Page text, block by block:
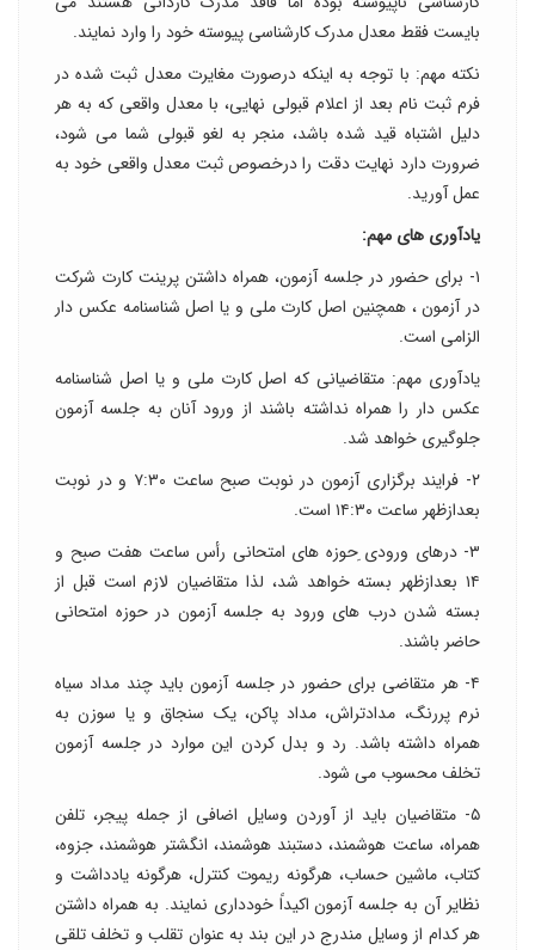
بایست فقط معدل مدرک کارشناسی پیوسته خود را وارد نمایند.
نکته مهم: با توجه به اینکه درصورت مغایرت معدل ثبت شده در
فرم ثبت نام بعد از اعلام قبولی نهایی، با معدل واقعی که به هر
دلیل اشتباه قید شده باشد، منجر به لغو قبولی شما می شود،
ضرورت دارد نهایت دقت را درخصوص ثبت معدل واقعی خود به
عمل آورید.
یادآوری های مهم:
۱- برای حضور در جلسه آزمون، همراه داشتن پرینت کارت شرکت
در آزمون ، همچنین اصل کارت ملی و یا اصل شناسنامه عکس دار
الزامی است.
یادآوری مهم: متقاضیانی که اصل کارت ملی و یا اصل شناسنامه
عکس دار را همراه نداشته باشند از ورود آنان به جلسه آزمون
جلوگیری خواهد شد.
۲- فرایند برگزاری آزمون در نوبت صبح ساعت ۷:۳۰ و در نوبت
بعدازظهر ساعت ۱۴:۳۰ است.
۳- درهای ورودی ِحوزه های امتحانی رأس ساعت هفت صبح و
۱۴ بعدازظهر بسته خواهد شد، لذا متقاضیان لازم است قبل از
بسته شدن درب های ورود به جلسه آزمون در حوزه امتحانی
حاضر باشند.
۴- هر متقاضی برای حضور در جلسه آزمون باید چند مداد سیاه
نرم پررنگ، مدادتراش، مداد پاکن، یک سنجاق و یا سوزن به
همراه داشته باشد. رد و بدل کردن این موارد در جلسه آزمون
تخلف محسوب می شود.
۵- متقاضیان باید از آوردن وسایل اضافی از جمله پیجر، تلفن
همراه، ساعت هوشمند، دستبند هوشمند، انگشتر هوشمند، جزوه،
کتاب، ماشین حساب، هرگونه ریموت کنترل، هرگونه یادداشت و
نظایر آن به جلسه آزمون اکیداً خودداری نمایند. به همراه داشتن
هر کدام از وسایل مندرج در این بند به عنوان تقلب و تخلف تلقی